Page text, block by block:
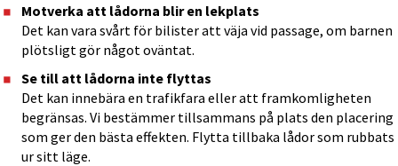
Motverka att lådorna blir en lekplats
Det kan vara svårt för bilister att väja vid passage, om barnen
plötsligt gör något oväntat.
Se till att lådorna inte flyttas
Det kan innebära en trafikfara eller att framkomligheten
begränsas. Vi bestämmer tillsammans på plats den placering
som ger den bästa effekten. Flytta tillbaka lådor som rubbats
ur sitt läge.